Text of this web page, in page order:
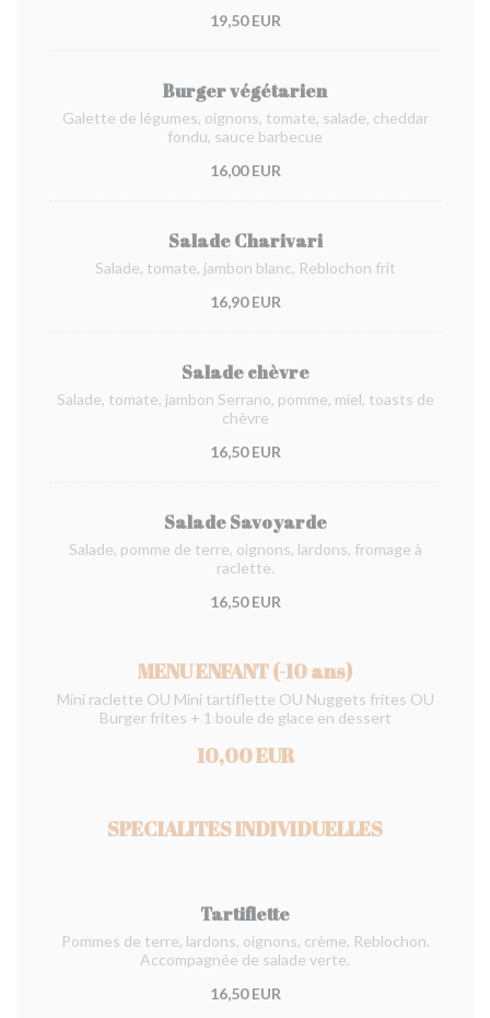
19,50 EUR
Burger végétarien
Galette de légumes, oignons, tomate, salade, cheddar
fondu, sauce barbecue
16,00 EUR
Salade Charivari
Salade, tomate, jambon blanc, Reblochon frit
16,90 EUR
Salade chèvre
Salade, tomate, jambon Serrano, pomme, miel, toasts de
chèvre
16,50 EUR
Salade Savoyarde
Salade, pomme de terre, oignons, lardons, fromage à
raclette.
16,50 EUR
MENU ENFANT (-10 ans)
Mini raclette OU Mini tartiflette OU Nuggets frites OU
Burger frites + 1 boule de glace en dessert
10,00 EUR
SPECIALITES INDIVIDUELLES
Tartiflette
Pommes de terre, lardons, oignons, crème, Reblochon.
Accompagnée de salade verte.
16,50 EUR